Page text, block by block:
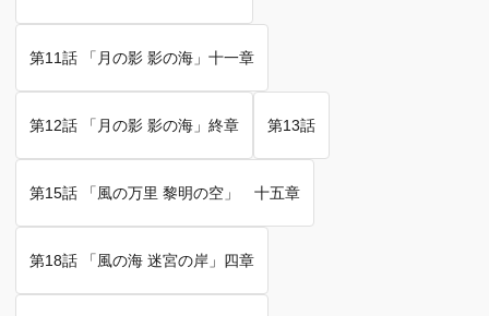
第11話 「月の影 影の海」十一章
第12話 「月の影 影の海」終章 第13話
第15話 「風の万里 黎明の空」 十五章
第18話 「風の海 迷宮の岸」四章